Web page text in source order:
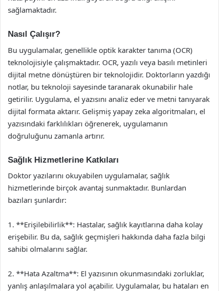
sağlamaktadır.
Nasıl Çalışır?
Bu uygulamalar, genellikle optik karakter tanıma (OCR)
teknolojisiyle çalışmaktadır. OCR, yazılı veya basılı metinleri
dijital metne dönüştüren bir teknolojidir. Doktorların yazdığı
notlar, bu teknoloji sayesinde taranarak okunabilir hale
getirilir. Uygulama, el yazısını analiz eder ve metni tanıyarak
dijital formata aktarır. Gelişmiş yapay zeka algoritmaları, el
yazısındaki farklılıkları öğrenerek, uygulamanın
doğruluğunu zamanla artırır.
Sağlık Hizmetlerine Katkıları
Doktor yazılarını okuyabilen uygulamalar, sağlık
hizmetlerinde birçok avantaj sunmaktadır. Bunlardan
bazıları şunlardır:
1. **Erişilebilirlik**: Hastalar, sağlık kayıtlarına daha kolay
erişebilir. Bu da, sağlık geçmişleri hakkında daha fazla bilgi
sahibi olmalarını sağlar.
2. **Hata Azaltma**: El yazısının okunmasındaki zorluklar,
yanlış anlaşılmalara yol açabilir. Uygulamalar, bu hataları en